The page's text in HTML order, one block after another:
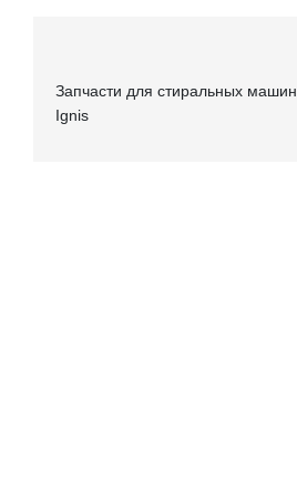
Запчасти для стиральных машин
Ignis